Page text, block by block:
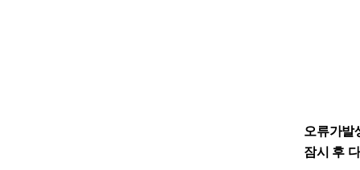
오류가발
잠시 후